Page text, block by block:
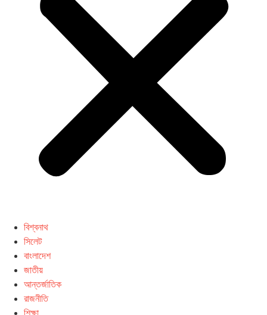
বিশ্বনাথ
সিলেট
বাংলাদেশ
জাতীয়
আন্তর্জাতিক
রাজনীতি
শিক্ষা